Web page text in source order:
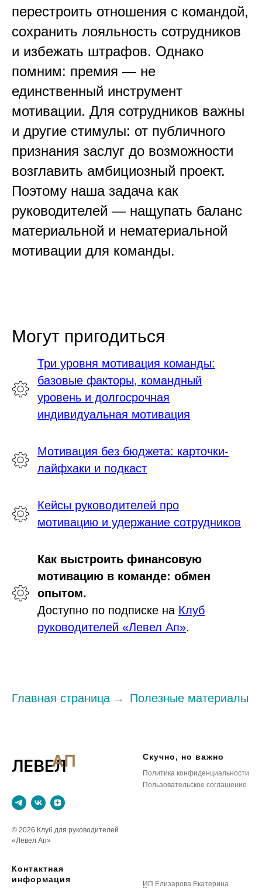
перестроить отношения с командой,
сохранить лояльность сотрудников
и избежать штрафов. Однако
помним: премия — не
единственный инструмент
мотивации. Для сотрудников важны
и другие стимулы: от публичного
признания заслуг до возможности
возглавить амбициозный проект.
Поэтому наша задача как
руководителей — нащупать баланс
материальной и нематериальной
мотивации для команды.
Могут пригодиться
Три уровня мотивация команды:
базовые факторы, командный
уровень и долгосрочная
индивидуальная мотивация
Мотивация без бюджета: карточки-
лайфхаки и подкаст
Кейсы руководителей про
мотивацию и удержание сотрудников
Как выстроить финансовую
мотивацию в команде: обмен
опытом.
Доступно по подписке на Клуб
руководителей «Левел Ап».
Главная страница → Полезные материалы
© 2026 Клуб для руководителей
«Левел Ап»
Скучно, но важно
Политика конфиденциальности
Пользовательское соглашение
Контактная
информация
ИП Елизарова Екатерина